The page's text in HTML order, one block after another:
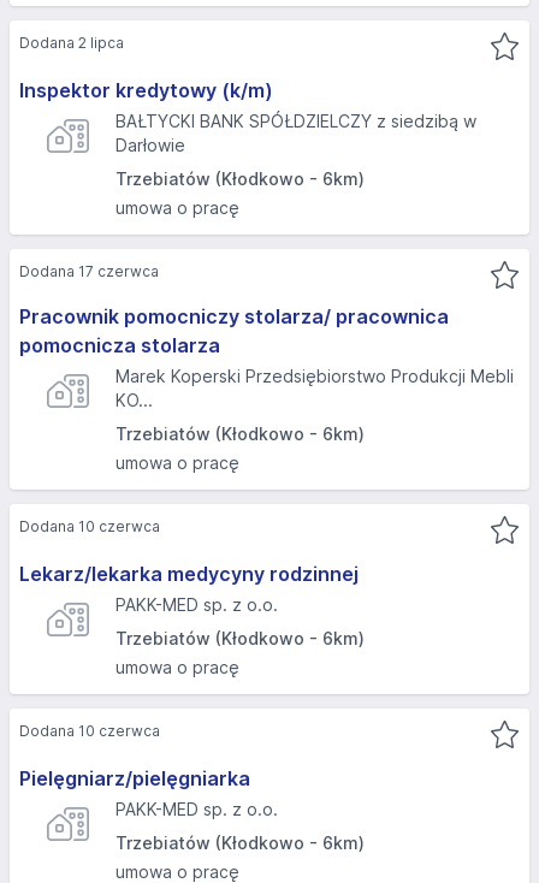
Inspektor kredytowy (k/m)
BAŁTYCKI BANK SPÓŁDZIELCZY z siedzibą w
Darłowie
Trzebiatów (Kłodkowo - 6km)
umowa o pracę
Dodana 2 lipca
Pracownik pomocniczy stolarza/ pracownica
pomocnicza stolarza
Marek Koperski Przedsiębiorstwo Produkcji Mebli
KO...
Trzebiatów (Kłodkowo - 6km)
umowa o pracę
Dodana 17 czerwca
Lekarz/lekarka medycyny rodzinnej
PAKK-MED sp. z o.o.
Trzebiatów (Kłodkowo - 6km)
umowa o pracę
Dodana 10 czerwca
Pielęgniarz/pielęgniarka
PAKK-MED sp. z o.o.
Trzebiatów (Kłodkowo - 6km)
umowa o pracę
Dodana 10 czerwca